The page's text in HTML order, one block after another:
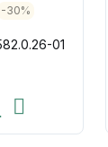
-30%
01